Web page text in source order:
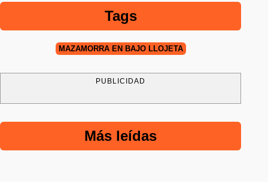
Tags
MAZAMORRA EN BAJO LLOJETA
PUBLICIDAD
Más leídas